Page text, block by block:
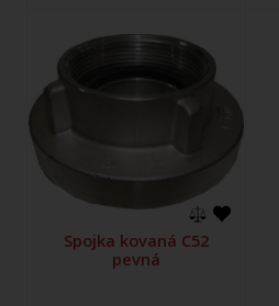
Spojka kovaná C52
pevná